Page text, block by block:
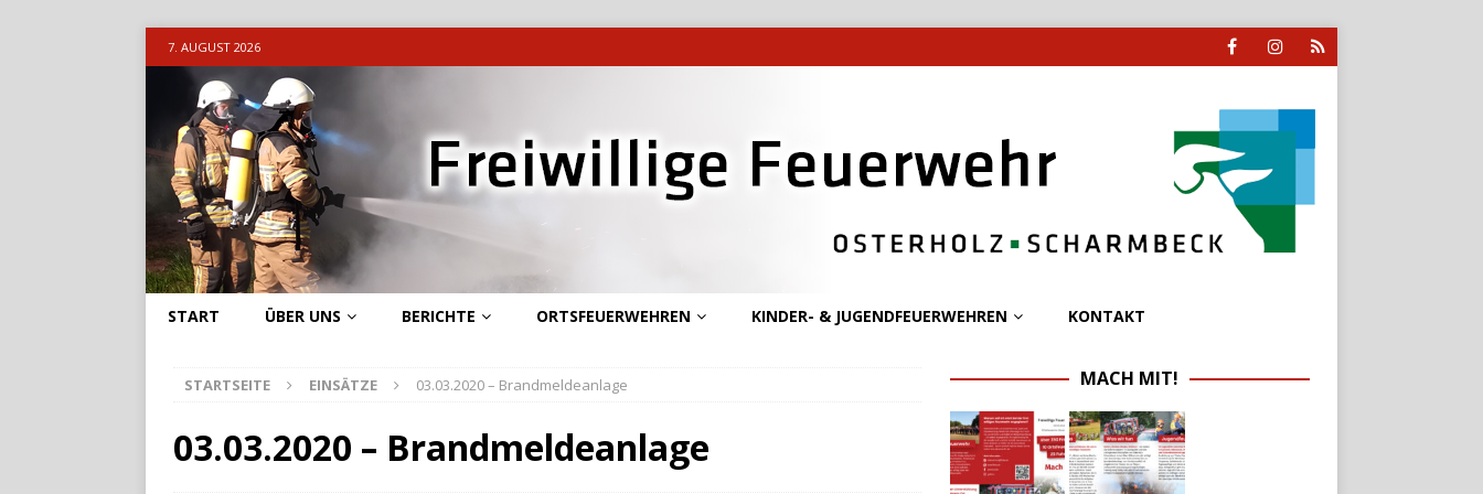
7. AUGUST 2026
START ÜBER UNS BERICHTE ORTSFEUERWEHREN KINDER- & JUGENDFEUERWEHREN KONTAKT
STARTSEITE EINSÄTZE 03.03.2020 – Brandmeldeanlage
03.03.2020 – Brandmeldeanlage
MACH MIT!